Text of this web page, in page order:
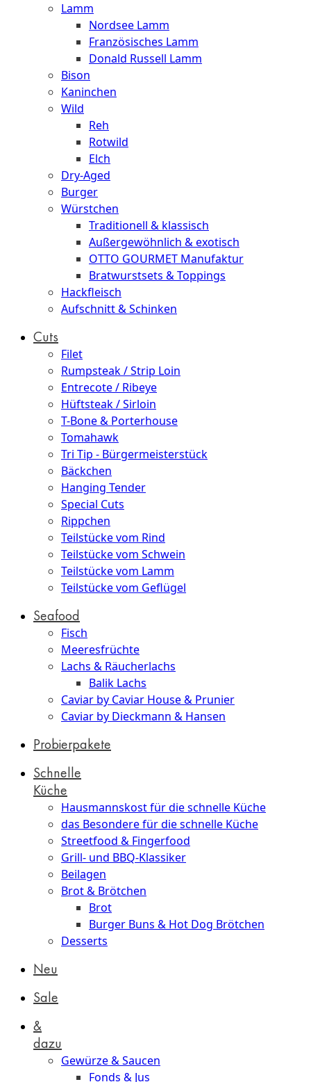
Lamm
Nordsee Lamm
Französisches Lamm
Donald Russell Lamm
Bison
Kaninchen
Wild
Reh
Rotwild
Elch
Dry-Aged
Burger
Würstchen
Traditionell & klassisch
Außergewöhnlich & exotisch
OTTO GOURMET Manufaktur
Bratwurstsets & Toppings
Hackfleisch
Aufschnitt & Schinken
Cuts
Filet
Rumpsteak / Strip Loin
Entrecote / Ribeye
Hüftsteak / Sirloin
T-Bone & Porterhouse
Tomahawk
Tri Tip - Bürgermeisterstück
Bäckchen
Hanging Tender
Special Cuts
Rippchen
Teilstücke vom Rind
Teilstücke vom Schwein
Teilstücke vom Lamm
Teilstücke vom Geflügel
Seafood
Fisch
Meeresfrüchte
Lachs & Räucherlachs
Balik Lachs
Caviar by Caviar House & Prunier
Caviar by Dieckmann & Hansen
Probierpakete
Schnelle
Küche
Hausmannskost für die schnelle Küche
das Besondere für die schnelle Küche
Streetfood & Fingerfood
Grill- und BBQ-Klassiker
Beilagen
Brot & Brötchen
Brot
Burger Buns & Hot Dog Brötchen
Desserts
Neu
Sale
&
dazu
Gewürze & Saucen
Fonds & Jus